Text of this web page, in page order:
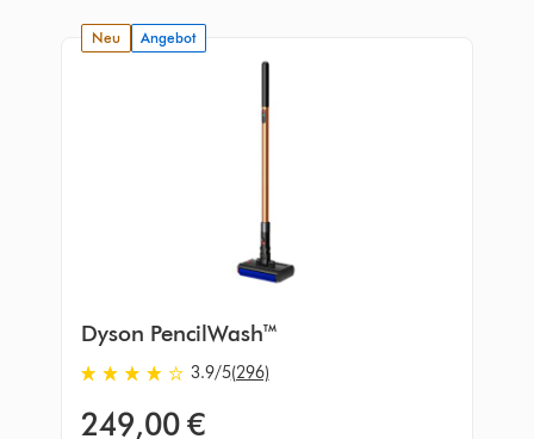
neu Angebot
Dyson PencilWash™
3.9
5
3.9/5(296)
249,00 €